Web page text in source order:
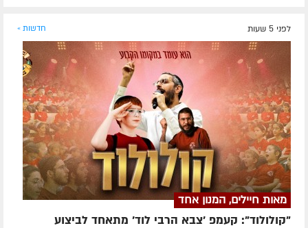
לפני 5 שעות חדשות »
מאות חיילים, המנון אחד
"קולולוד": קעמפ 'צבא הרבי לוד' מתאחד לביצוע